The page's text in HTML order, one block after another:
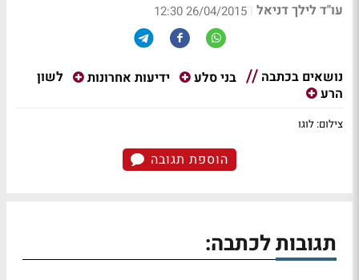
עו"ד לילך דניאל |
26/04/2015 12:30
נושאים בכתבה בני סלע ידיעות אחרונות
לשון
הרע
צילום: לוגו
הוספת תגובה
תגובות לכתבה: